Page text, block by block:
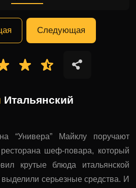
Следующая
Итальянский
“Универа” Майклу поручают
шеф-повара, который
крутые блюда итальянской
серьезные средства. И